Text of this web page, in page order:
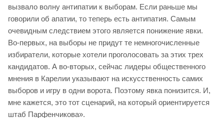
вызвало волну антипатии к выборам. Если раньше мы
говорили об апатии, то теперь есть антипатия. Самым
очевидным следствием этого является понижение явки.
Во-первых, на выборы не придут те немногочисленные
избиратели, которые хотели проголосовать за этих трех
кандидатов. А во-вторых, сейчас лидеры общественного
мнения в Карелии указывают на искусственность самих
выборов и игру в одни ворота. Поэтому явка понизится. И,
мне кажется, это тот сценарий, на который ориентируется
штаб Парфенчикова».